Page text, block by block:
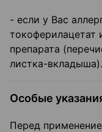
- если у Вас
токоферилацетат
препарата
листка-вкладыша).
Особые
Перед